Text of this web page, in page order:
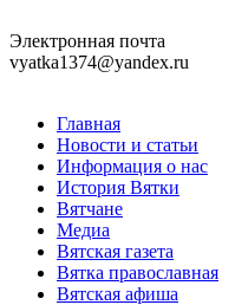
Электронная почта
vyatka1374@yandex.ru
Главная
Новости и статьи
Информация о нас
История Вятки
Вятчане
Медиа
Вятская газета
Вятка православная
Вятская афиша